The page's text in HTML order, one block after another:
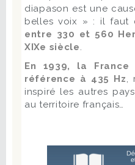
diapason est une
belles voix » : il faut
entre 330 et 560
XIXe siècle.
En 1939, la
référence à 435 Hz,
inspiré les autres
au territoire français…